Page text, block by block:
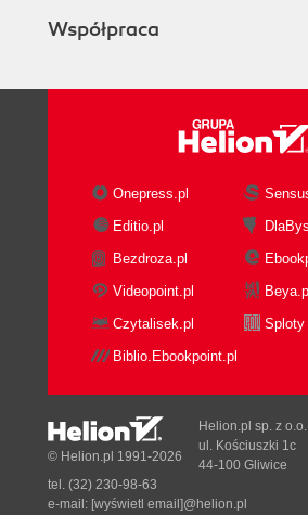
Współpraca
Onepress.pl
Editio.pl
Bezdroza.pl
Videopoint.pl
Beya.pl
Czytalisek.pl
Sploty
Biblio.Ebookpoint.pl
© Helion.pl 1991-2026
Helion.pl sp. z o.o.
ul. Kościuszki 1c
44-100 Gliwice
tel. (32) 230-98-63
e-mail: [wyświetl email]@helion.pl